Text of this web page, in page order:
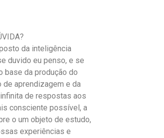
da inteligência
duvido eu penso, e se
base da produção do
aprendizagem e da
de respostas aos
consciente possível, a
o um objeto de estudo,
experiências e